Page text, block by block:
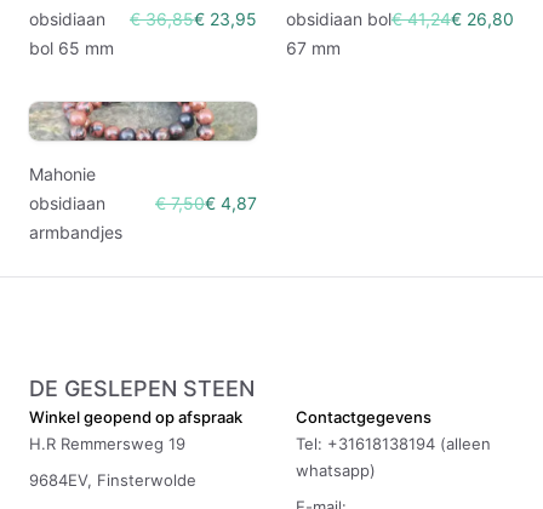
obsidiaan
bol 65 mm
€ 36,85€ 23,95
obsidiaan bol
67 mm
€ 41,24€ 26,80
Mahonie
obsidiaan
armbandjes
€ 7,50€ 4,87
DE GESLEPEN STEEN
Winkel geopend op afspraak
H.R Remmersweg 19
9684EV, Finsterwolde
Contactgegevens
Tel: +31618138194 (alleen
whatsapp)